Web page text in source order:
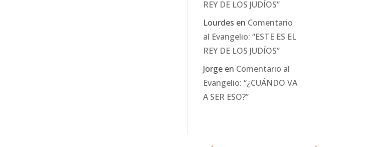
REY DE LOS JUDÍOS”
Lourdes en Comentario
al Evangelio: “ESTE ES EL
REY DE LOS JUDÍOS”
Jorge en Comentario al
Evangelio: “¿CUÁNDO VA
A SER ESO?”